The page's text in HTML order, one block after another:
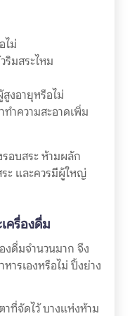
ไม่
ริมสระไหม
งอายุหรือไม่
ำความสะอาดเพิ่ม
อบสระ ห้ามผลัก
ะ และควรมีผู้ใหญ่
ครื่องดื่ม
งดื่มจำนวนมาก จึง
ารเองหรือไม่ ปิ้งย่าง
าที่จัดไว้ บางแห่งห้าม